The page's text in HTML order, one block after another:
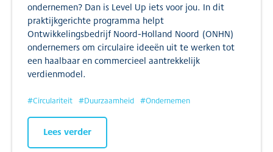
ondernemen? Dan is Level Up iets voor jou. In dit
praktijkgerichte programma helpt
Ontwikkelingsbedrijf Noord-Holland Noord (ONHN)
ondernemers om circulaire ideeën uit te werken tot
een haalbaar en commercieel aantrekkelijk
verdienmodel.
#Circulariteit #Duurzaamheid #Ondernemen
Lees verder